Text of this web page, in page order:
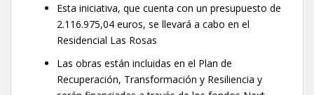
Esta iniciativa, que cuenta con un presupuesto de
2.116.975,04 euros, se llevará a cabo en el
Residencial Las Rosas
Las obras están incluidas en el Plan de
Recuperación, Transformación y Resiliencia y